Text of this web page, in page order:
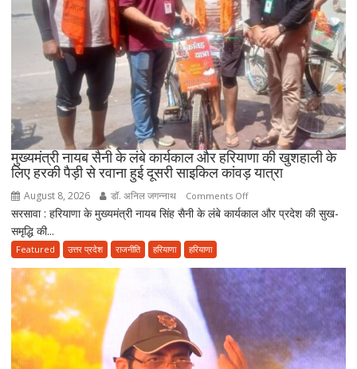
सैनी
बोले-
2047
तक
हरियाणा
को
स्वास्थ्य
क्षेत्र
में
बनाएंगे
अग्रणी
राज्य
मुख्यमंत्री नायब सैनी के लंबे कार्यकाल और हरियाणा की खुशहाली के
लिए हरकी पैड़ी से रवाना हुई दूसरी साइकिल कांवड़ यात्रा
August 8, 2026 डॉ. अनिल जगन्नाथ Comments Offon
मुख्यमंत्री
के
लंबे
कार्यकाल
और
हरियाणा
की
सरसावा : हरियाणा के मुख्यमंत्री नायब सिंह सैनी के लंबे कार्यकाल और प्रदेश की सुख-
समृद्धि की...
Featured उत्तर प्रदेश राजनीति हरियाणा हरियाणा